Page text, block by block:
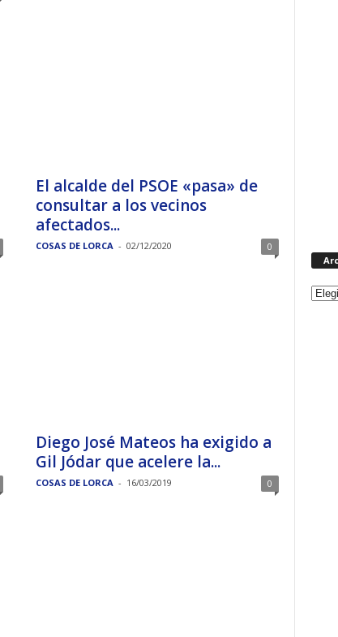
El alcalde del PSOE «pasa» de
consultar a los vecinos
afectados...
COSAS DE LORCA - 02/12/2020 0
Diego José Mateos ha exigido a
Gil Jódar que acelere la...
COSAS DE LORCA - 16/03/2019 0